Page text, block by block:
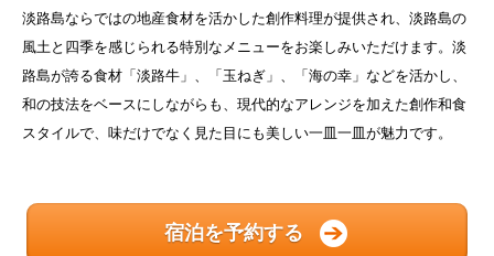
淡路島ならではの地産食材を活かした創作料理が提供され、淡路島の
風土と四季を感じられる特別なメニューをお楽しみいただけます。淡
路島が誇る食材「淡路牛」、「玉ねぎ」、「海の幸」などを活かし、
和の技法をベースにしながらも、現代的なアレンジを加えた創作和食
スタイルで、味だけでなく見た目にも美しい一皿一皿が魅力です。
宿泊を予約する